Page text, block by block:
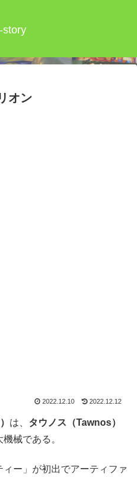
story
オン
2022.12.10 2022.12.12
は、 タウノス（Tawnos）
械である。
ー」が初出でアーティファ